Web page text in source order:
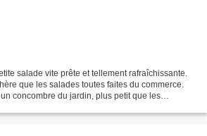
salade vite prête et tellement rafraîchissante.
que les salades toutes faites du commerce.
concombre du jardin, plus petit que les